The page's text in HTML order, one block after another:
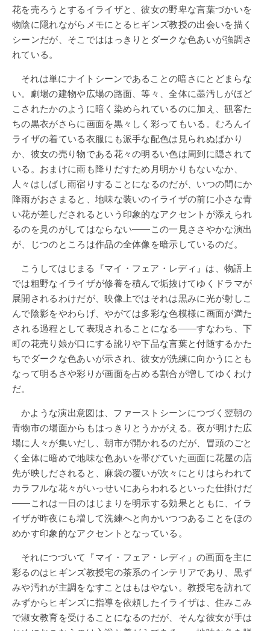
花を売ろうとするイライザと、彼女の野卑な言葉づかいを
物陰に隠れながらメモにとるヒギンズ教授の出会いを描く
シーンだが、そこでははっきりとダークな色あいが強調さ
れている。
それは単にナイトシーンであることの暗さにとどまらな
い。劇場の建物や広場の路面、等々、全体に墨汚しがほど
こされたかのように暗く染められているのに加え、観客た
ちの黒衣がさらに画面を黒々しく彩ってもいる。むろんイ
ライザの着ている衣服にも派手な配色は見られぬばかり
か、彼女の売り物である花々の明るい色は周到に隠されて
いる。おまけに雨も降りだすため月明かりもないなか、
人々はしばし雨宿りすることになるのだが、いつの間にか
降雨がおさまると、地味な装いのイライザの前に小さな青
い花が差しだされるという印象的なアクセントが添えられ
るのを見のがしてはならない――この一見ささやかな演出
が、じつのところは作品の全体像を暗示しているのだ。
こうしてはじまる『マイ・フェア・レディ』は、物語上
では粗野なイライザが修養を積んで垢抜けてゆくドラマが
展開されるわけだが、映像上ではそれは黒みに光が射しこ
んで陰影をやわらげ、やがては多彩な色模様に画面が満た
される過程として表現されることになる――すなわち、下
町の花売り娘が口にする訛りや下品な言葉と付随するかた
ちでダークな色あいが示され、彼女が洗練に向かうにとも
なって明るさや彩りが画面を占める割合が増してゆくわけ
だ。
かような演出意図は、ファーストシーンにつづく翌朝の
青物市の場面からもはっきりとうかがえる。夜が明けた広
場に人々が集いだし、朝市が開かれるのだが、冒頭のごと
く全体に暗めで地味な色あいを帯びていた画面に花屋の店
先が映しだされると、麻袋の覆いが次々にとりはらわれて
カラフルな花々がいっせいにあらわれるといった仕掛けだ
――これは一日のはじまりを明示する効果とともに、イラ
イザが昨夜にも増して洗練へと向かいつつあることをほの
めかす印象的なアクセントとなっている。
それにつづいて『マイ・フェア・レディ』の画面を主に
彩るのはヒギンズ教授宅の茶系のインテリアであり、黒ず
みや汚れが主調をなすことはもはやない。教授宅を訪れて
みずからヒギンズに指導を依頼したイライザは、住みこみ
で淑女教育を受けることになるのだが、そんな彼女が手は